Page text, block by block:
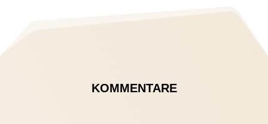
KOMMENTARE